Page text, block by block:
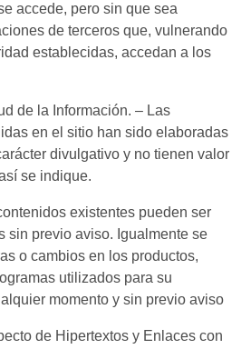
accede, pero sin que sea
de terceros que, vulnerando
establecidas, accedan a los
de la Información. – Las
en el sitio han sido elaboradas
divulgativo y no tienen valor
se indique.
existentes pueden ser
sin previo aviso. Igualmente se
o cambios en los productos,
utilizados para su
momento y sin previo aviso
de Hipertextos y Enlaces con